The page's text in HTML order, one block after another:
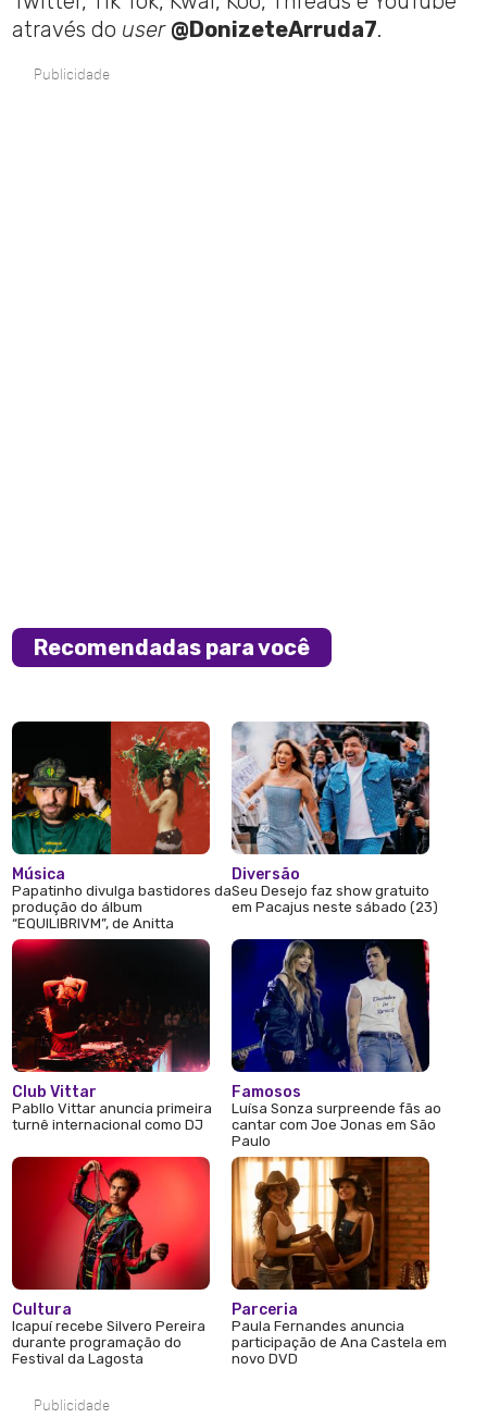
através do user @DonizeteArruda7.
Publicidade
Recomendadas para você
Música
Papatinho divulga bastidores da
produção do álbum
“EQUILIBRIVM”, de Anitta
Club Vittar
Pabllo Vittar anuncia primeira
turnê internacional como DJ
Cultura
Icapuí recebe Silvero Pereira
durante programação do
Festival da Lagosta
Diversão
Seu Desejo faz show gratuito
em Pacajus neste sábado (23)
Famosos
Luísa Sonza surpreende fãs ao
cantar com Joe Jonas em São
Paulo
Parceria
Paula Fernandes anuncia
participação de Ana Castela em
novo DVD
Publicidade